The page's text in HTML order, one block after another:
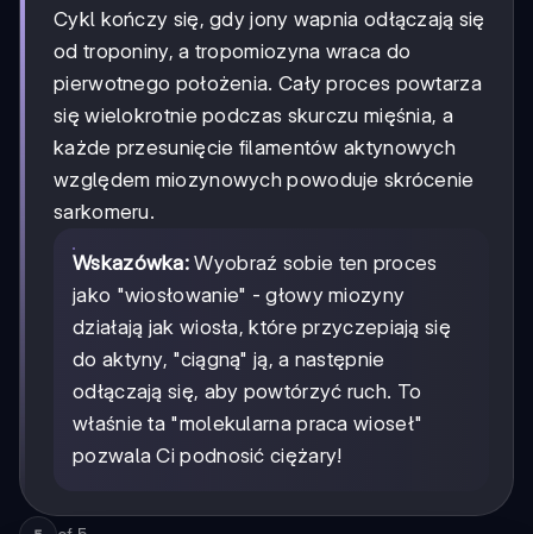
Cykl kończy się, gdy jony wapnia odłączają się
od troponiny, a tropomiozyna wraca do
pierwotnego położenia. Cały proces powtarza
się wielokrotnie podczas skurczu mięśnia, a
każde przesunięcie filamentów aktynowych
względem miozynowych powoduje skrócenie
sarkomeru.
Wskazówka: Wyobraź sobie ten proces
jako "wiosłowanie" - głowy miozyny
działają jak wiosła, które przyczepiają się
do aktyny, "ciągną" ją, a następnie
odłączają się, aby powtórzyć ruch. To
właśnie ta "molekularna praca wioseł"
pozwala Ci podnosić ciężary!